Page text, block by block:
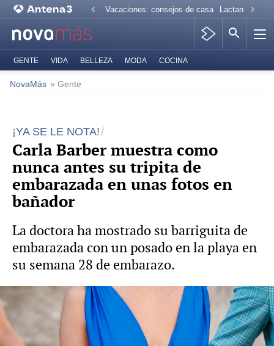
Vacaciones: consejos de casa Lactancia
GENTE VIDA BELLEZA MODA COCINA
NovaMás » Gente
¡YA SE LE NOTA!
Carla Barber muestra como
nunca antes su tripita de
embarazada en unas fotos en
bañador
La doctora ha mostrado su barriguita de
embarazada con un posado en la playa en
su semana 28 de embarazo.